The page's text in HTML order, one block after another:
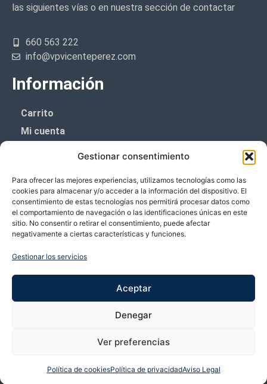
Gestionar consentimiento
Para ofrecer las mejores experiencias, utilizamos tecnologías como las
cookies para almacenar y/o acceder a la información del dispositivo. El
consentimiento de estas tecnologías nos permitirá procesar datos como
el comportamiento de navegación o las identificaciones únicas en este
sitio. No consentir o retirar el consentimiento, puede afectar
negativamente a ciertas características y funciones.
Gestionar los servicios
Aceptar
Denegar
Ver preferencias
Política de cookiesPolítica de privacidadAviso Legal
las siguientes vías o en nuestra sección de contactar
660 563 222
info@vpvicenteperez.com
Información
Carrito
Mi cuenta
Política de cookies (UE)
Boletín de noticias
¡¡Suscríbete y prometemos no dar mucho el
Te enviaremos sólo cosas importantes.
Copyright © 2026 VP Vicente Perez | Desarrollado por Bubango Networks